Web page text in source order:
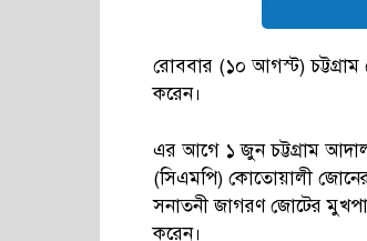
রোববার (১০ আগস্ট) চট্টগ্রাম
করেন।
এর আগে ১ জুন চট্টগ্রাম
(সিএমপি) কোতোয়ালী
সনাতনী জাগরণ জোটের
করেন।